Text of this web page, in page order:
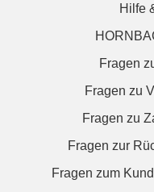
Hilfe
Fragen
Fragen zu
Fragen zu
Fragen zur
Fragen zum